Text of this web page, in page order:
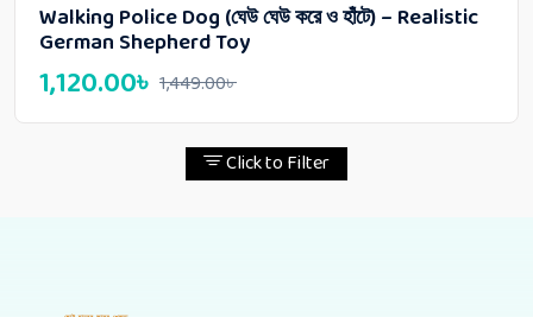
Click to Filter
Walking Police Dog (ঘেউ ঘেউ করে ও হাঁটে) – Realistic
German Shepherd Toy
1,449.00৳
1,120.00৳